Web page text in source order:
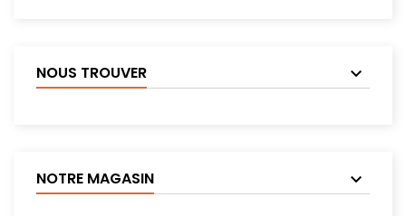
NOUS TROUVER
NOTRE MAGASIN